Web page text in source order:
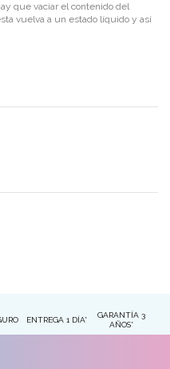
que vaciar el contenido del
vuelva a un estado líquido y así
ENTREGA 1 DÍA*
GARANTÍA 3
AÑOS*